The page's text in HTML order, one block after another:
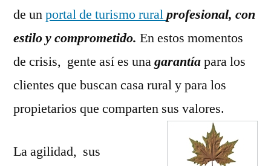
de unportal de turismo ruralprofesional, con
estilo y comprometido. En estos momentos
de crisis, gente así es unagarantíapara los
clientes que buscan casa rural y para los
propietarios que comparten sus valores.
La agilidad, sus